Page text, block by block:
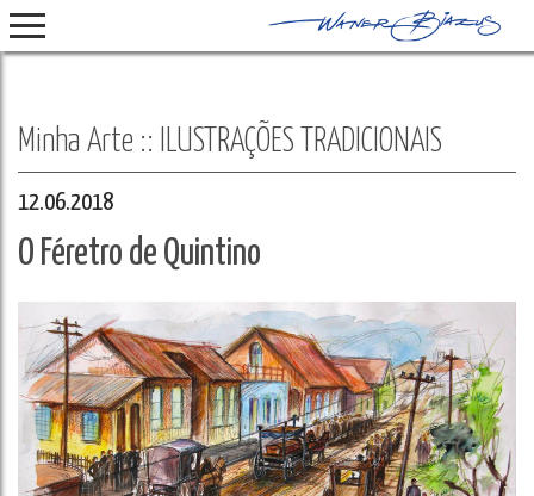
Minha Arte :: ILUSTRAÇÕES TRADICIONAIS
12.06.2018
O Féretro de Quintino
Select Language